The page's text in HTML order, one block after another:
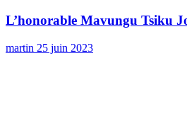
L’honorable Mavungu Tsiku
martin 25 juin 2023